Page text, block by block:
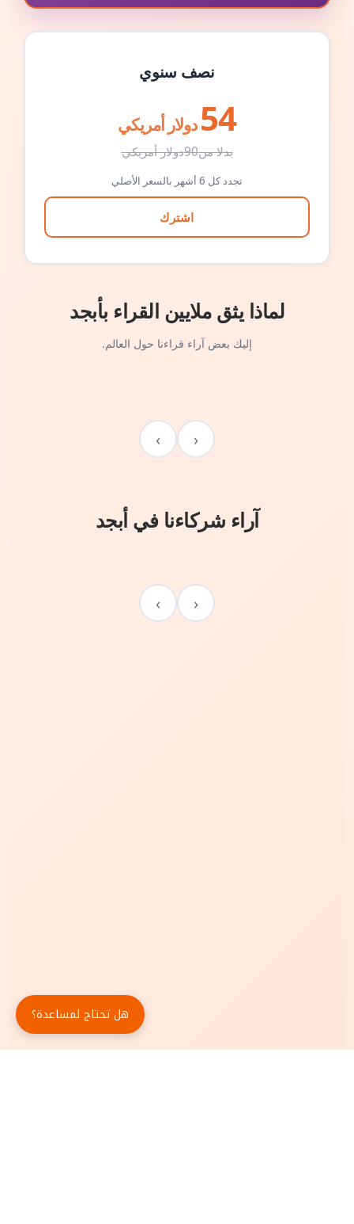
نصف سنوي
54 دولار أمريكي
بدلا من90دولار أمريكي
تجدد كل 6 أشهر بالسعر الأصلي
اشترك
لماذا يثق ملايين القراء بأبجد
إليك بعض آراء قراءنا حول العالم.
‹
›
آراء شركاءنا في أبجد
‹
›
هل تحتاج لمساعدة؟